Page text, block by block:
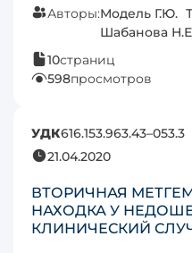
Авторы:Модель Г.Ю.
Шабанова
10страниц
598просмотров
УДК616.153.963.43–053.3
21.04.2020
ВТОРИЧНАЯ
НАХОДКА У
КЛИНИЧЕСКИЙ